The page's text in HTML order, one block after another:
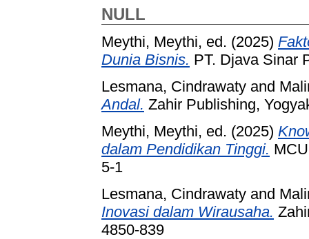
NULL
Meythi, Meythi, ed. (2025)
Dunia Bisnis. PT. Djava Sinar
Lesmana, Cindrawaty and
Andal. Zahir Publishing,
Meythi, Meythi, ed. (2025)
dalam Pendidikan Tinggi.
5-1
Lesmana, Cindrawaty and
Inovasi dalam Wirausaha.
4850-839